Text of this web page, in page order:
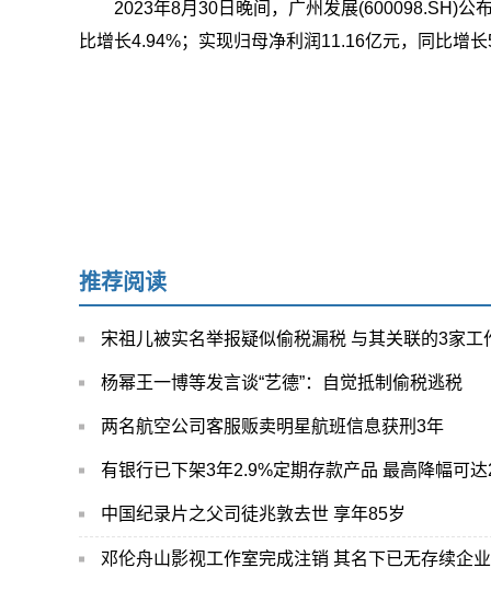
2023年8月30日晚间，广州发展(600098.SH)公
比增长4.94%；实现归母净利润11.16亿元，同比增
推荐阅读
宋祖儿被实名举报疑似偷税漏税 与其关联的3家工
杨幂王一博等发言谈“艺德”：自觉抵制偷税逃税
两名航空公司客服贩卖明星航班信息获刑3年
有银行已下架3年2.9%定期存款产品 最高降幅可
中国纪录片之父司徒兆敦去世 享年85岁
邓伦舟山影视工作室完成注销 其名下已无存续企业